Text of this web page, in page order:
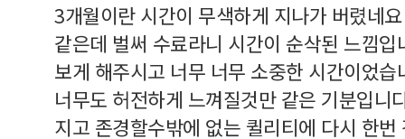
3개월이란 시간이 무색하게 지나가 버렸네
같은데 벌써 수료라니 시간이 순삭된 느낌
보게 해주시고 너무 너무 소중한 시간이었
너무도 허전하게 느껴질것만 같은 기분입니
지고 존경할수밖에 없는 퀼리티에 다시 한